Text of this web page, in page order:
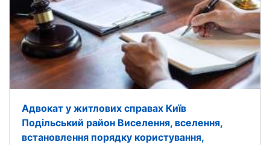
Адвокат у житлових справах Київ
Подільський район Виселення, вселення,
встановлення порядку користування,